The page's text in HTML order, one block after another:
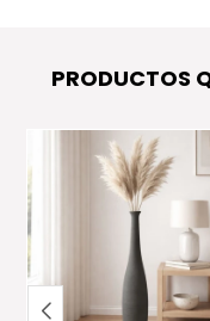
PRODUCTOS